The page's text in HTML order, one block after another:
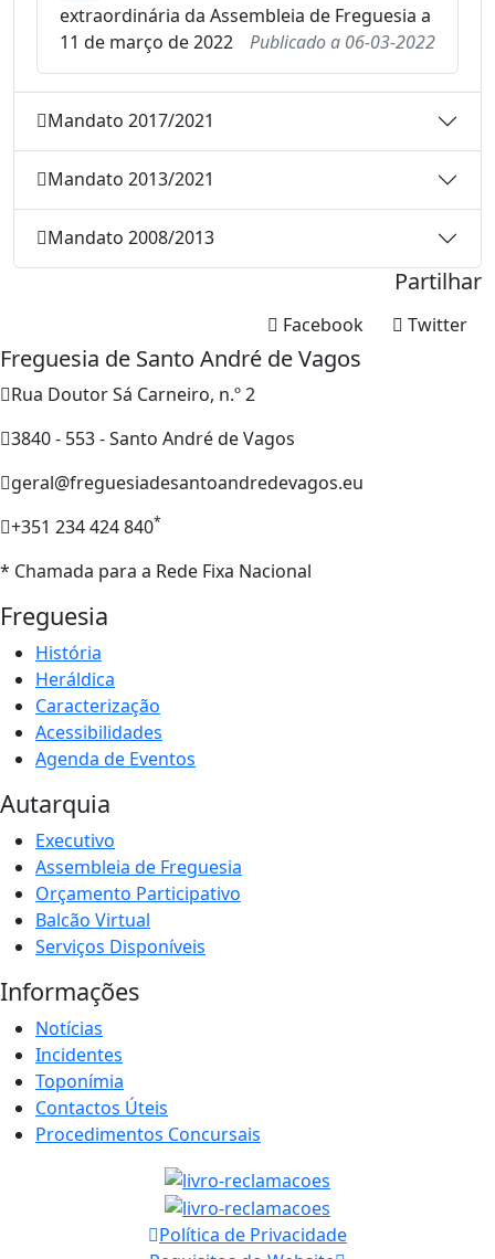
extraordinária da Assembleia de Freguesia a
11 de março de 2022
Publicado a 06-03-2022
Mandato 2017/2021
Mandato 2013/2021
Mandato 2008/2013
Partilhar
Twitter
Facebook
Freguesia de Santo André de Vagos
Rua Doutor Sá Carneiro, n.º 2
3840 - 553 - Santo André de Vagos
geral@freguesiadesantoandredevagos.eu
+351 234 424 840*
* Chamada para a Rede Fixa Nacional
Freguesia
História
Heráldica
Caracterização
Acessibilidades
Agenda de Eventos
Autarquia
Executivo
Assembleia de Freguesia
Orçamento Participativo
Balcão Virtual
Serviços Disponíveis
Informações
Notícias
Incidentes
Toponímia
Contactos Úteis
Procedimentos Concursais
Política de Privacidade